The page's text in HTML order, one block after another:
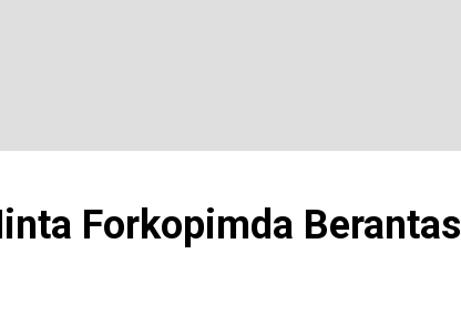
Forkopimda Berantas